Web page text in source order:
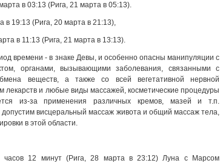
в 03:13 (Рига, 21 марта в 05:13).
в 19:13 (Рига, 20 марта в 21:13),
в 11:13 (Рига, 21 марта в 13:13).
времени - в знаке Девы, и особенно опасны манипуляции с
органами, вызывающими заболевания, связанными с
веществ, а также со всей вегетативной нервной
лекарств и любые виды массажей, косметические процедуры
из-за применения различных кремов, мазей и т.п.
висцеральный массаж живота и общий массаж тела,
в этой области.
12 минут (Рига, 28 марта в 23:12) Луна с Марсом